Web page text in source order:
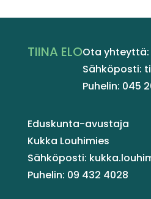
TIINA ELOOta yhteyttä:
Sähköposti:
Puhelin: 045
Eduskunta-avustaja
Kukka Louhimies
Sähköposti:
Puhelin: 09 432 4028